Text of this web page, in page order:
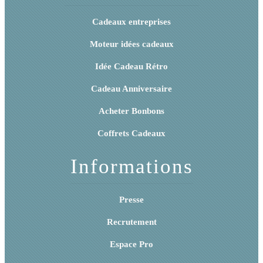
Cadeaux entreprises
Moteur idées cadeaux
Idée Cadeau Rétro
Cadeau Anniversaire
Acheter Bonbons
Coffrets Cadeaux
Informations
Presse
Recrutement
Espace Pro